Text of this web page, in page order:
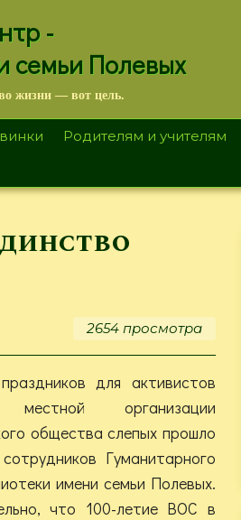
-
семьи Полевых
жизни — вот цель.
Родителям и учителям
2654 просмотра
для активистов
местной организации
общества слепых прошло
Гуманитарного
имени семьи Полевых.
что 100-летие ВОС в